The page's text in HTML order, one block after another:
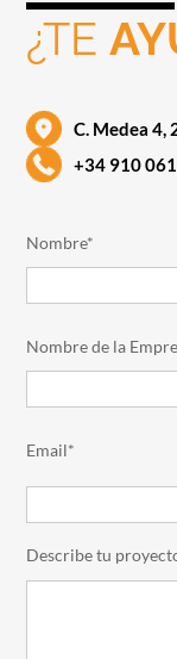
¿TE
C. Medea 4,
+34 910
Nombre*
Nombre de la
Email*
Describe tu